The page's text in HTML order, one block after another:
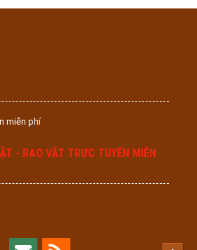
miễn phí
- RAO VẶT TRỰC TUYẾN MIỄN